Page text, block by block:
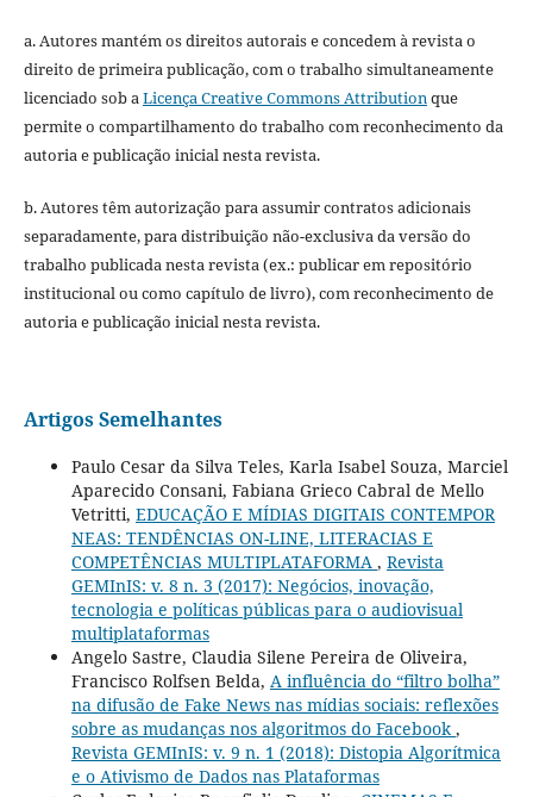
a. Autores mantém os direitos autorais e concedem à revista o
direito de primeira publicação, com o trabalho simultaneamente
licenciado sob aLicença Creative Commons Attributionque
permite o compartilhamento do trabalho com reconhecimento da
autoria e publicação inicial nesta revista.
b. Autores têm autorização para assumir contratos adicionais
separadamente, para distribuição não-exclusiva da versão do
trabalho publicada nesta revista (ex.: publicar em repositório
institucional ou como capítulo de livro), com reconhecimento de
autoria e publicação inicial nesta revista.
Artigos Semelhantes
Paulo Cesar da Silva Teles, Karla Isabel Souza, Marciel
Aparecido Consani, Fabiana Grieco Cabral de Mello
Vetritti, EDUCAÇÃO E MÍDIAS DIGITAIS CONTEMPOR
NEAS: TENDÊNCIAS ON-LINE, LITERACIAS E
COMPETÊNCIAS MULTIPLATAFORMA , Revista
GEMInIS: v. 8 n. 3 (2017): Negócios, inovação,
tecnologia e políticas públicas para o audiovisual
multiplataformas
Angelo Sastre, Claudia Silene Pereira de Oliveira,
Francisco Rolfsen Belda, A influência do “filtro bolha”
na difusão de Fake News nas mídias sociais: reflexões
sobre as mudanças nos algoritmos do Facebook ,
Revista GEMInIS: v. 9 n. 1 (2018): Distopia Algorítmica
e o Ativismo de Dados nas Plataformas